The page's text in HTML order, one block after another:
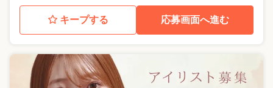
キープする 応募画面へ進む